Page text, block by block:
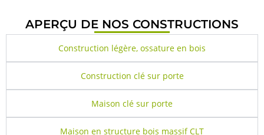
APERÇU DE NOS CONSTRUCTIONS
Construction légère, ossature en bois
Construction clé sur porte
Maison clé sur porte
Maison en structure bois massif CLT